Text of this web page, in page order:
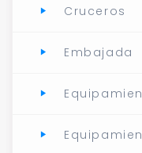
Cruceros
Embajada